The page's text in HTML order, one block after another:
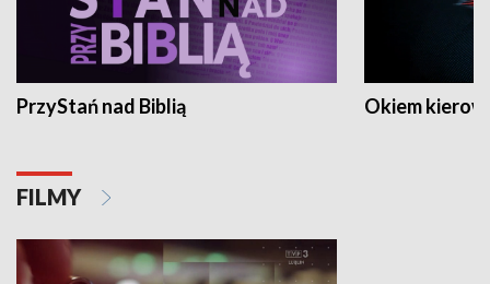
PrzyStań nad Biblią Okiem
FILMY